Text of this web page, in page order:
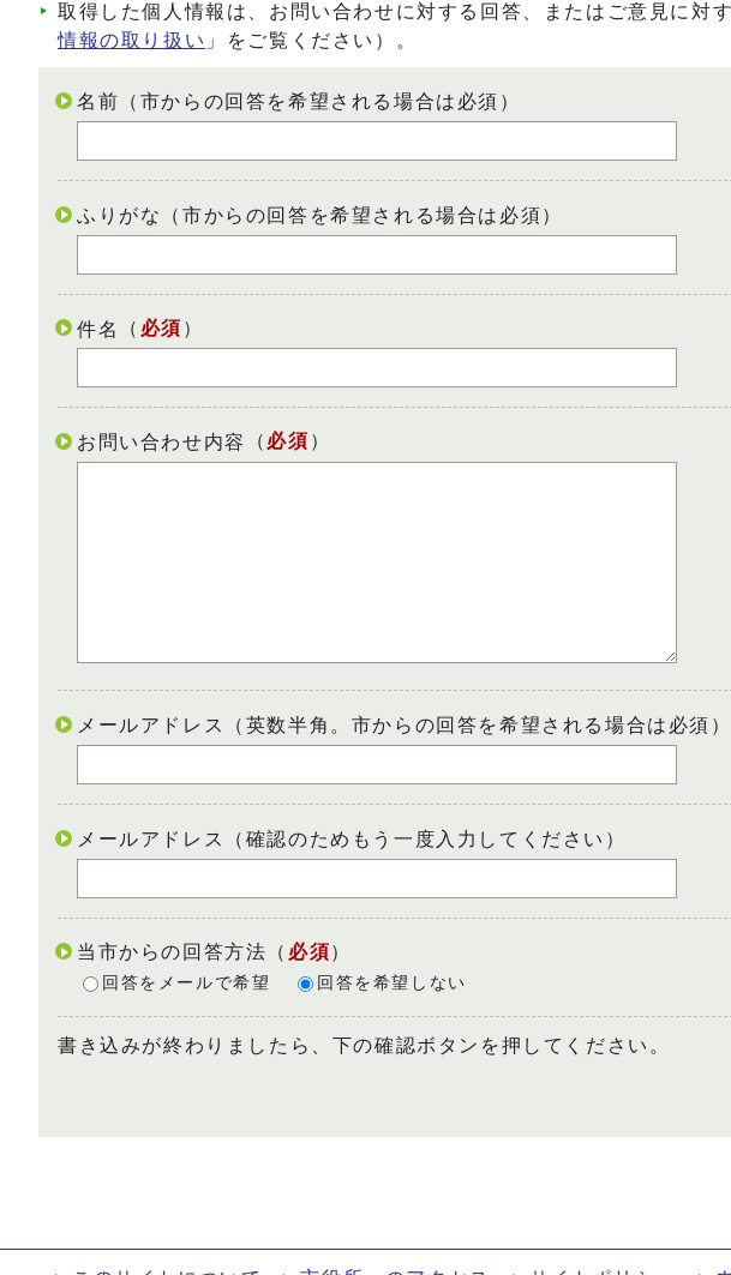
取得した個人情報は、お問い合わせに対する回答、またはご意見に
情報の取り扱い 」をご覧ください）。
名前（市からの回答を希望される場合は必須）
ふりがな（市からの回答を希望される場合は必須）
件名 （ 必須 ）
お問い合わせ内容 （ 必須 ）
メールアドレス（英数半角。市からの回答を希望される場合は必須）
メールアドレス（確認のためもう一度入力してください）
当市からの回答方法 （ 必須）
回答をメールで希望 回答を希望しない
書き込みが終わりましたら、下の確認ボタンを押してください。